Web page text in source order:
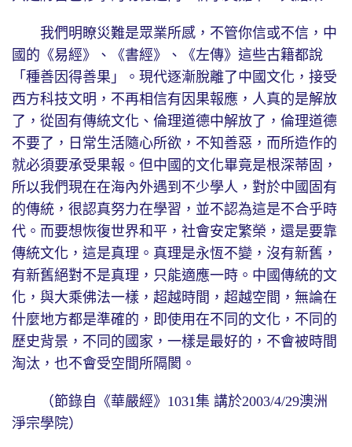
我們明瞭災難是眾業所感，不管你信或不信，中
國的《易經》、《書經》、《左傳》這些古籍都說
「種善因得善果」。現代逐漸脫離了中國文化，接受
西方科技文明，不再相信有因果報應，人真的是解放
了，從固有傳統文化、倫理道德中解放了，倫理道德
不要了，日常生活隨心所欲，不知善惡，而所造作的
就必須要承受果報。但中國的文化畢竟是根深蒂固，
所以我們現在在海內外遇到不少學人，對於中國固有
的傳統，很認真努力在學習，並不認為這是不合乎時
代。而要想恢復世界和平，社會安定繁榮，還是要靠
傳統文化，這是真理。真理是永恆不變，沒有新舊，
有新舊絕對不是真理，只能適應一時。中國傳統的文
化，與大乘佛法一樣，超越時間，超越空間，無論在
什麼地方都是準確的，即使用在不同的文化，不同的
歷史背景，不同的國家，一樣是最好的，不會被時間
淘汰，也不會受空間所隔閡。
（節錄自《華嚴經》1031集 講於2003/4/29澳洲
淨宗學院）